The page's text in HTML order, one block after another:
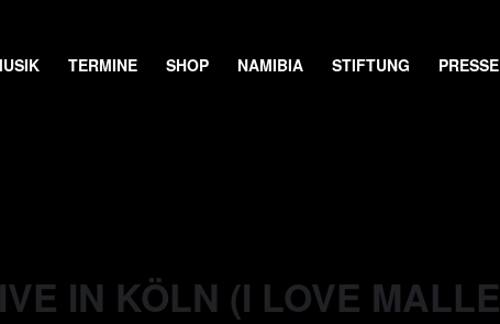
TERMINE SHOP NAMIBIA STIFTUNG PRESSE
IN KÖLN (I LOVE MALLE